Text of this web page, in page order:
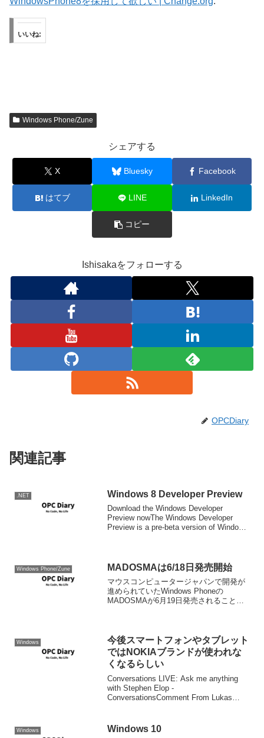
いいね:
Windows Phone/Zune
シェアする
X Bluesky Facebook
はてブ LINE LinkedIn
コピー
Ishisakaをフォローする
OPCDiary
関連記事
.NET Windows 8 Developer Preview
Download the Windows Developer
Preview nowThe Windows Developer
Preview is a pre-beta version of Windows
Windows Phone/Zune MADOSMAは6/18日発売開始
マウスコンピュータージャパンで開発が
進められていたWindows Phoneの
MADOSMAが6月19日発売されることに
Windows
今後スマートフォンやタブレット
ではNOKIAブランドが使われな
くなるらしい
Conversations LIVE: Ask me anything
with Stephen Elop -
ConversationsComment From Lukas
Windows Windows 10